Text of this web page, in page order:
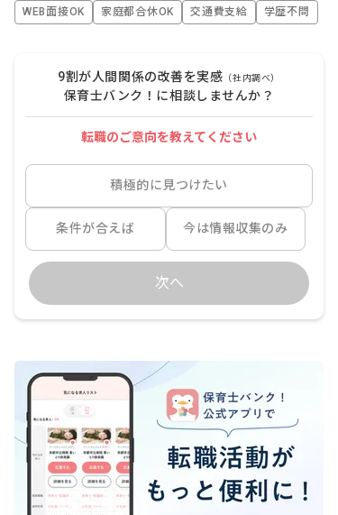
WEB面接OK
家庭都合休OK 交通費支給 学歴不問
9割が人間関係の改善を実感 （社内調べ）
保育士バンク！に相談しませんか？
転職のご意向を教えてください
積極的に見つけたい
条件が合えば 今は情報収集のみ
次へ